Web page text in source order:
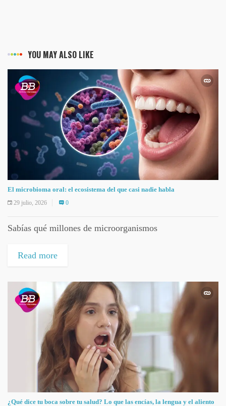
YOU MAY ALSO LIKE
El microbioma oral: el ecosistema del que casi nadie habla
29 julio, 2026 0
Sabías qué millones de microorganismos
Read more
¿Qué dice tu boca sobre tu salud? Lo que las encías, la lengua y el aliento